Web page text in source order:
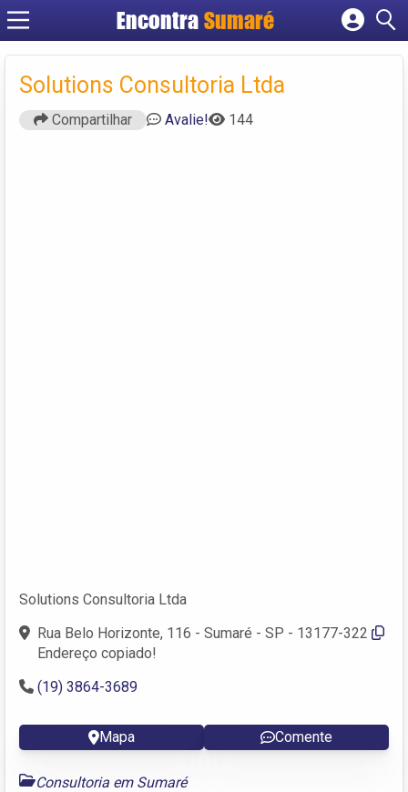
Encontra Sumaré
Cadastrar empresa
Criar conta
Solutions Consultoria Ltda
Compartilhar Avalie! 144
Solutions Consultoria Ltda
Rua Belo Horizonte, 116 - Sumaré - SP - 13177-322
Endereço copiado!
(19) 3864-3689
Mapa Comente
Consultoria em Sumaré